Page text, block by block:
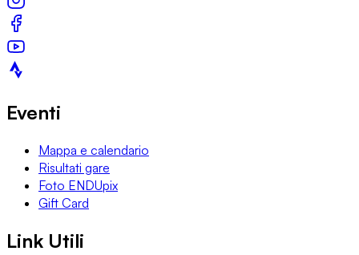
Eventi
Mappa e calendario
Risultati gare
Foto ENDUpix
Gift Card
Link Utili